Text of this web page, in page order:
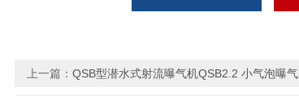
上一篇： QSB型潜水式射流曝气机QSB2.2 小气泡曝气